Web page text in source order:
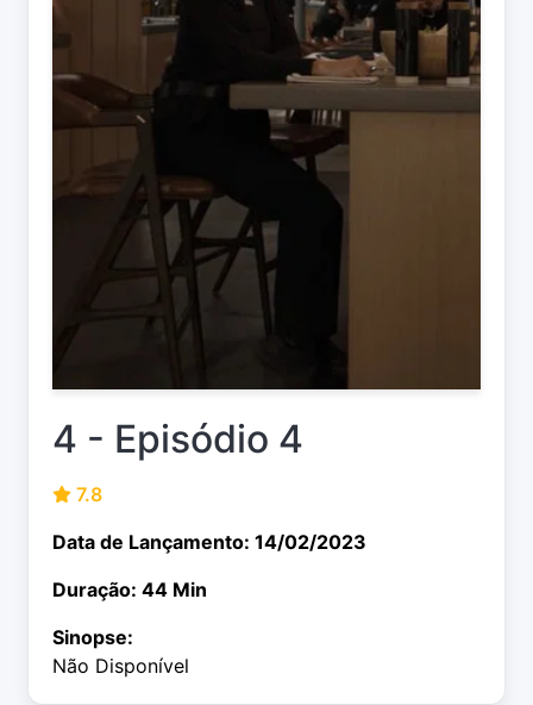
4 - Episódio 4
7.8
Data de Lançamento: 14/02/2023
Duração: 44 Min
Sinopse:
Não Disponível